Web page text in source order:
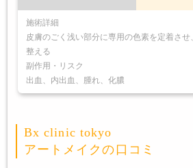
施術詳細
皮膚のごく浅い部分に専用の色素を定着させ
整える
副作用・リスク
出血、内出血、腫れ、化膿
Bx clinic tokyo
アートメイクの口コミ